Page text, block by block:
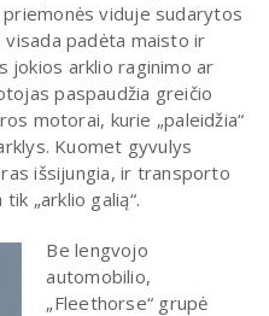
viduje sudarytos
padėta maisto ir
jokios arklio raginimo ar
paspaudžia greičio
motorai, kurie „paleidžia“
Kuomet gyvulys
išsijungia, ir transporto
„arklio galią“.
Be lengvojo
automobilio,
„Fleethorse“ grupė